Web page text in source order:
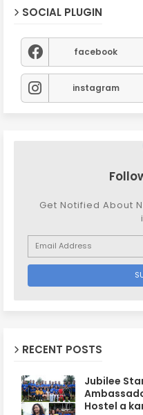
SOCIAL PLUGIN
facebook
instagram
Get Notified About
RECENT POSTS
Jubilee
Hostel a